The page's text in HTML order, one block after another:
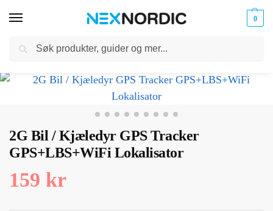
0
til
Kabler
2G Bil / Kjæledyr GPS Tracker
GPS+LBS+WiFi Lokalisator
159 kr